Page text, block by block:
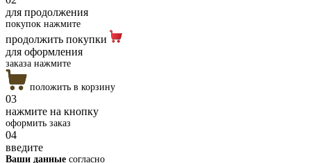
для продолжения
покупок нажмите
продолжить покупки
для оформления
заказа нажмите
положить в корзину
03
нажмите на кнопку
оформить заказ
04
введите
Ваши данные согласно